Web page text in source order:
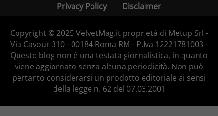
Privacy Policy Disclaimer
Copyright © 2025 VelvetMag.it proprietà di Metup Srl -
Via Cavour 310 - 00184 Roma RM - P.Iva 12221781003 -
Questo blog non è una testata giornalistica, in quanto
viene aggiornato senza alcuna periodicità. Non può
pertanto considerarsi un prodotto editoriale ai sensi
della legge n. 62 del 07.03.2001